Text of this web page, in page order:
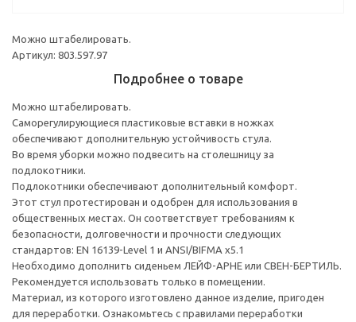
Можно штабелировать.
Артикул: 803.597.97
Подробнее о товаре
Можно штабелировать.
Саморегулирующиеся пластиковые вставки в ножках
обеспечивают дополнительную устойчивость стула.
Во время уборки можно подвесить на столешницу за
подлокотники.
Подлокотники обеспечивают дополнительный комфорт.
Этот стул протестирован и одобрен для использования в
общественных местах. Он соответствует требованиям к
безопасности, долговечности и прочности следующих
стандартов: EN 16139-Level 1 и ANSI/BIFMA x5.1
Необходимо дополнить сиденьем ЛЕЙФ-АРНЕ или СВЕН-БЕРТИЛЬ.
Рекомендуется использовать только в помещении.
Материал, из которого изготовлено данное изделие, пригоден
для переработки. Ознакомьтесь с правилами переработки